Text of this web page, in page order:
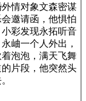
情对象文森密谋
邀请函，他惧怕
彩发现永拓听音
岫一个人外出，
泡泡，满天飞舞
片段，他突然头